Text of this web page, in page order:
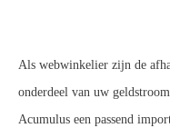
Als webwinkelier zijn de
onderdeel van uw
Acumulus een passend